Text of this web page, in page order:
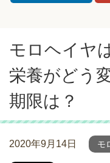
モロヘイヤ
栄養がどう
期限は？
2020年9月14日 モ